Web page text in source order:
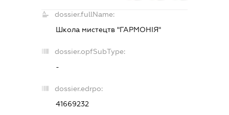
dossier.fullName:
Школа мистецтв "ГАРМОНІЯ"
dossier.opfSubType:
-
dossier.edrpo:
41669232